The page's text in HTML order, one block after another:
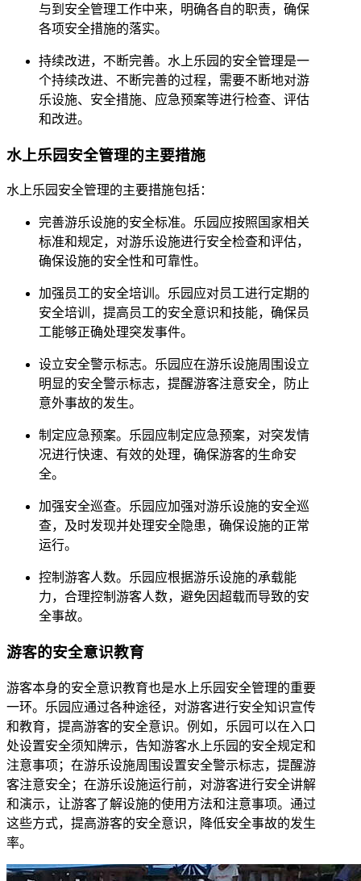
与到安全管理工作中来，明确各自的职责，确保
各项安全措施的落实。
持续改进，不断完善。水上乐园的安全管理是一
个持续改进、不断完善的过程，需要不断地对游
乐设施、安全措施、应急预案等进行检查、评估
和改进。
水上乐园安全管理的主要措施
水上乐园安全管理的主要措施包括：
完善游乐设施的安全标准。乐园应按照国家相关
标准和规定，对游乐设施进行安全检查和评估，
确保设施的安全性和可靠性。
加强员工的安全培训。乐园应对员工进行定期的
安全培训，提高员工的安全意识和技能，确保员
工能够正确处理突发事件。
设立安全警示标志。乐园应在游乐设施周围设立
明显的安全警示标志，提醒游客注意安全，防止
意外事故的发生。
制定应急预案。乐园应制定应急预案，对突发情
况进行快速、有效的处理，确保游客的生命安
全。
加强安全巡查。乐园应加强对游乐设施的安全巡
查，及时发现并处理安全隐患，确保设施的正常
运行。
控制游客人数。乐园应根据游乐设施的承载能
力，合理控制游客人数，避免因超载而导致的安
全事故。
游客的安全意识教育
游客本身的安全意识教育也是水上乐园安全管理的重要
一环。乐园应通过各种途径，对游客进行安全知识宣传
和教育，提高游客的安全意识。例如，乐园可以在入口
处设置安全须知牌示，告知游客水上乐园的安全规定和
注意事项；在游乐设施周围设置安全警示标志，提醒游
客注意安全；在游乐设施运行前，对游客进行安全讲解
和演示，让游客了解设施的使用方法和注意事项。通过
这些方式，提高游客的安全意识，降低安全事故的发生
率。